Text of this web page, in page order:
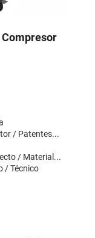
/ Patentes...
/ Material...
/ Técnico